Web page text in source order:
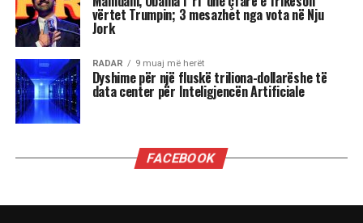
vërtet Trumpin; 3 mesazhet nga vota në Nju
Jork
RADAR 9 muaj më herët
Dyshime për një fluskë triliona-dollarëshe të
data center për Inteligjencën Artificiale
FACEBOOK